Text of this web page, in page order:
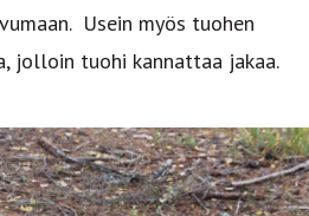
Usein myös tuohen
jolloin tuohi kannattaa jakaa.